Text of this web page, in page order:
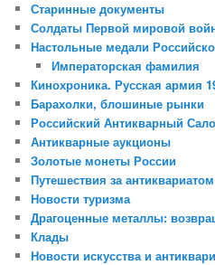
Старинные документы
Солдаты Первой мировой
Настольные медали
Императорская фамилия
Кинохроника. Русская армия
Барахолки, блошиные рынки
Российский Антикварный
Антикварные аукционы
Золотые монеты России
Путешествия за антиквариатом
Новости туризма
Драгоценные металлы:
Клады
Новости искусства и